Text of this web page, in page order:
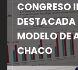
CONGRESO
DESTACADA
MODELO DE
CHACO